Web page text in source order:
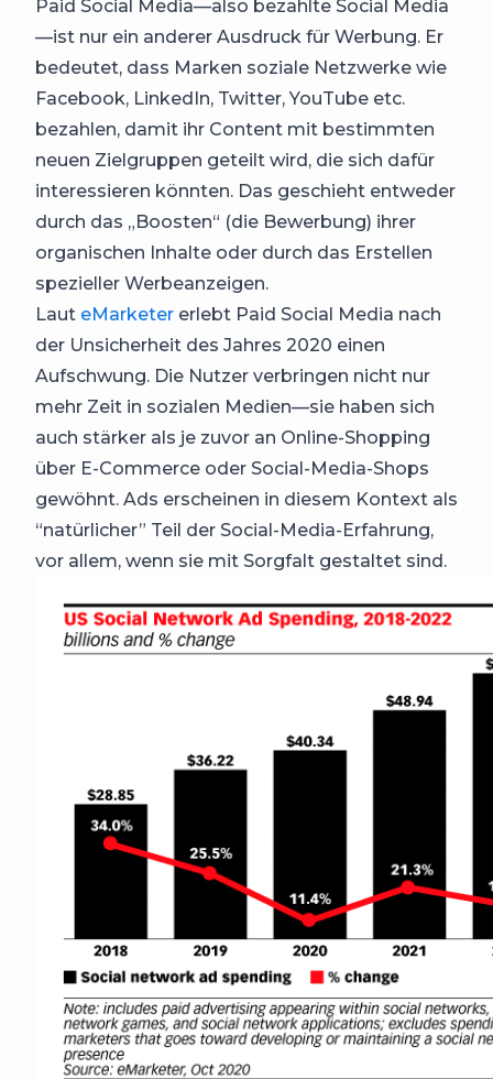
Paid Social Media—also bezahlte Social Media
—ist nur ein anderer Ausdruck für Werbung. Er
bedeutet, dass Marken soziale Netzwerke wie
Facebook, LinkedIn, Twitter, YouTube etc.
bezahlen, damit ihr Content mit bestimmten
neuen Zielgruppen geteilt wird, die sich dafür
interessieren könnten. Das geschieht entweder
durch das „Boosten“ (die Bewerbung) ihrer
organischen Inhalte oder durch das Erstellen
spezieller Werbeanzeigen.
Laut eMarketer erlebt Paid Social Media nach
der Unsicherheit des Jahres 2020 einen
Aufschwung. Die Nutzer verbringen nicht nur
mehr Zeit in sozialen Medien—sie haben sich
auch stärker als je zuvor an Online-Shopping
über E-Commerce oder Social-Media-Shops
gewöhnt. Ads erscheinen in diesem Kontext als
“natürlicher” Teil der Social-Media-Erfahrung,
vor allem, wenn sie mit Sorgfalt gestaltet sind.